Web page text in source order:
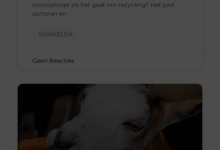
vooroploopt als het gaat om recycling? Het juist
sorteren en
WINKELEN
Geen Reacties